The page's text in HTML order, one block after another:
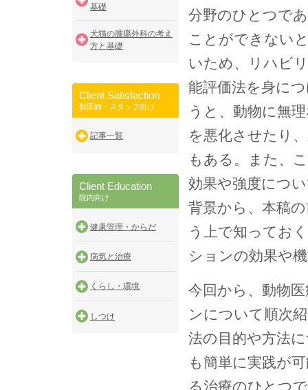
基礎
犬猫の腫瘍外科の考え
方と基礎
Client Satisfaction
獣医師・スタッフ向け
記事一覧
Client Education
院内向け
健康管理・からだ
病気と治療
くらし・環境
しつけ
分野のひとつで
ことができない
いため、リハビ
能評価法を身に
うと、動物に無
を悪化させたり
もある。また、
効果や強度につ
背景から、本稿
う上で知ってお
ションの効果や
今回から、動物
ンについて順次
法の目的や方法
も簡単に実践が
る治療のひとつ